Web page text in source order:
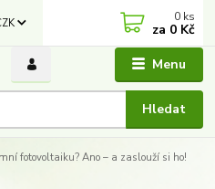
Menu
Hledat
0 ks
za 0 Kč
fotovoltaiku? Ano – a zaslouží si ho!